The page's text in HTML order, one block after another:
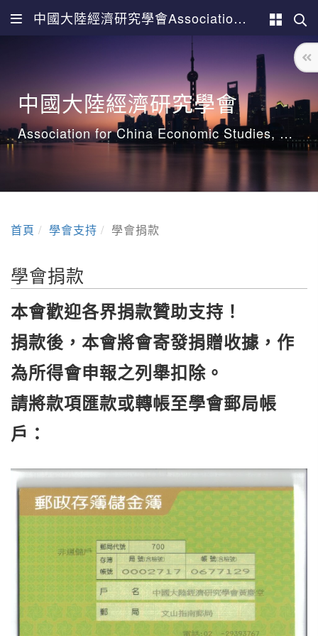
中國大陸經濟研究學會Association for China Economic Studies
中國大陸經濟研究學會
Association for China Economic Studies, ACES
首頁 學會支持 學會捐款
學會捐款
本會歡迎各界捐款贊助支持！
捐款後，本會將會寄發捐贈收據，作
為所得會申報之列舉扣除。
請將款項匯款或轉帳至學會郵局帳
戶：